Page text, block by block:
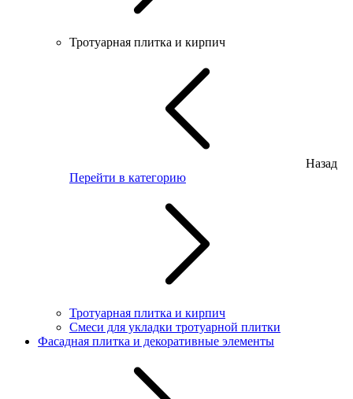
Тротуарная плитка и кирпич
Назад
Перейти в категорию
Тротуарная плитка и кирпич
Смеси для укладки тротуарной плитки
Фасадная плитка и декоративные элементы